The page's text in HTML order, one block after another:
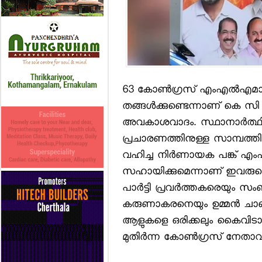
63 കോണ്‍ഗ്രസ്
തങ്ങള്‍ക്കുണ്ടെന്നാണ് കെ
അവകാശവാദം.
പ്രചാരണത്തിനുള്ള
വഹിച്ച നിര്‍ണായക പങ്ക്
സഹായിക്കുമെന്നാണ്
പാര്‍ട്ടി പ്രവര്‍ത്തകരെയും
കരുണാകരനെയും ഉമ്മന്‍
ആളുകളെ ഒരിക്കലും
മുതിര്‍ന്ന കോണ്‍ഗ്രസ്